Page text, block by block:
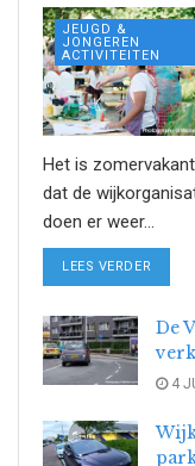
JEUGD &
JONGEREN
ACTIVITEITEN
Het is
dat de
doen er weer...
LEES VERDER
De
4